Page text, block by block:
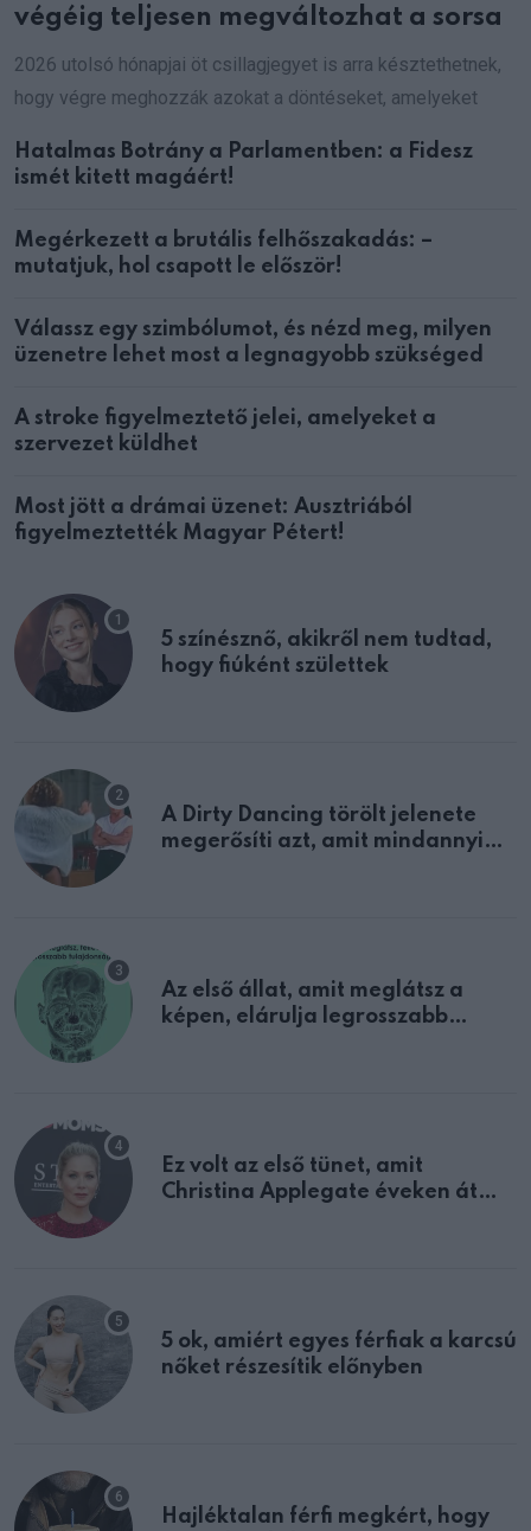
végéig teljesen megváltozhat a sorsa
2026 utolsó hónapjai öt csillagjegyet is arra késztethetnek,
hogy végre meghozzák azokat a döntéseket, amelyeket
Hatalmas Botrány a Parlamentben: a Fidesz
ismét kitett magáért!
Megérkezett a brutális felhőszakadás: –
mutatjuk, hol csapott le először!
Válassz egy szimbólumot, és nézd meg, milyen
üzenetre lehet most a legnagyobb szükséged
A stroke figyelmeztető jelei, amelyeket a
szervezet küldhet
Most jött a drámai üzenet: Ausztriából
figyelmeztették Magyar Pétert!
5 színésznő, akikről nem tudtad,
hogy fiúként születtek
A Dirty Dancing törölt jelenete
megerősíti azt, amit mindannyian
Az első állat, amit meglátsz a
képen, elárulja legrosszabb
Ez volt az első tünet, amit
Christina Applegate éveken át
5 ok, amiért egyes férfiak a karcsú
nőket részesítik előnyben
Hajléktalan férfi megkért, hogy